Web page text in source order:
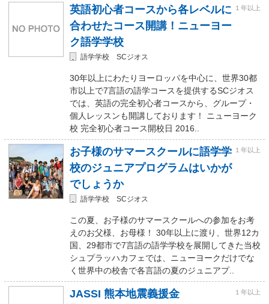
英語初心者コースから各レベルに
合わせたコース開講！ニューヨー
ク語学学校
１年以上
語学学校 SCジオス
30年以上にわたりヨーロッパを中心に、世界30都
市以上で7言語の語学コースを提供するSCジオス
では、英語の完全初心者コースから、グループ・
個人レッスンも開講しております！ ニューヨーク
校 完全初心者コース開校日 2016..
お子様のサマースクールに語学学
校のジュニアプログラムはいかが
でしょうか
１年以上
語学学校 SCジオス
この夏、お子様のサマースクールへの参加をお考
えのお父様、お母様！ 30年以上に渡り、世界12カ
国、29都市で7言語の語学学校を展開してきた当校
シュプラッハカフェでは、ニューヨークだけでな
く世界中の校舎で各言語の夏のジュニアプ..
JASSI 熊本地震義援金 １年以上